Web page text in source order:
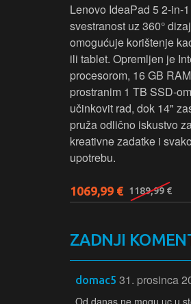
Lenovo IdeaPad 5
svestranost uz 360°
omogućuje korištenje
ili tablet. Opremljen je
procesorom, 16 GB
prostranim 1 TB
učinkovit rad, dok 14"
pruža odlično iskustvo
kreativne zadatke i
upotrebu.
1069,99 € 1189,99 €
ZADNJI
domac5 31. prosinca
Od danas ne mogu uc u